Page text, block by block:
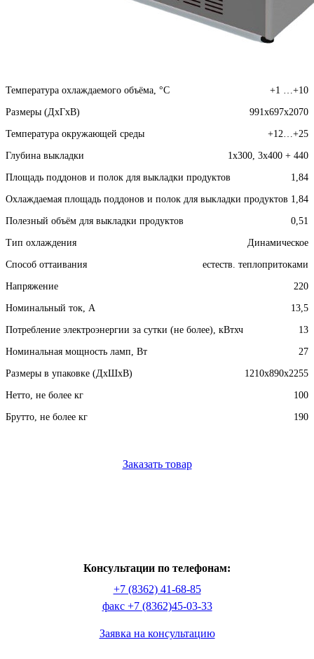
Температура охлаждаемого объёма, °C +1 …+10
Размеры (ДхГхВ) 991x697x2070
Температура окружающей среды +12…+25
Глубина выкладки 1х300, 3х400 + 440
Площадь поддонов и полок для выкладки продуктов 1,84
Охлаждаемая площадь поддонов и полок для выкладки продуктов 1,84
Полезный объём для выкладки продуктов 0,51
Тип охлаждения Динамическое
Способ оттаивания естеств. теплопритоками
Напряжение 220
Номинальный ток, A 13,5
Потребление электроэнергии за сутки (не более), кВтхч 13
Номинальная мощность ламп, Вт 27
Размеры в упаковке (ДхШхВ) 1210x890x2255
Нетто, не более кг 100
Брутто, не более кг 190
Заказать товар
Консультации по телефонам:
+7 (8362) 41-68-85
факс +7 (8362)45-03-33
Заявка на консультацию